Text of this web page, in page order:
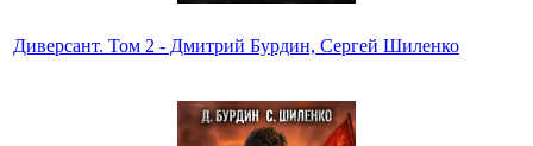
Диверсант. Том 2 - Дмитрий Бурдин, Сергей Шиленко